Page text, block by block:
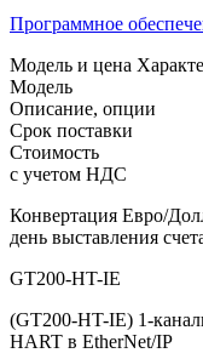
Программное
Модель и цена
Модель
Описание, опции
Срок поставки
Стоимость
с учетом НДС
Конвертация Евро/
день выставления
GT200-HT-IE
(GT200-HT-IE) 1-
HART в EtherNet/IP